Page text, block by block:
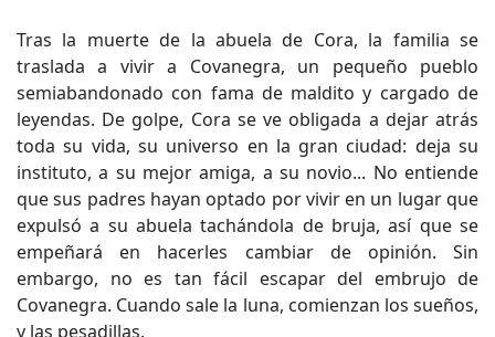
Tras la muerte de la abuela de Cora, la familia se
traslada a vivir a Covanegra, un pequeño pueblo
semiabandonado con fama de maldito y cargado de
leyendas. De golpe, Cora se ve obligada a dejar atrás
toda su vida, su universo en la gran ciudad: deja su
instituto, a su mejor amiga, a su novio... No entiende
que sus padres hayan optado por vivir en un lugar que
expulsó a su abuela tachándola de bruja, así que se
empeñará en hacerles cambiar de opinión. Sin
embargo, no es tan fácil escapar del embrujo de
Covanegra. Cuando sale la luna, comienzan los sueños,
y las pesadillas.